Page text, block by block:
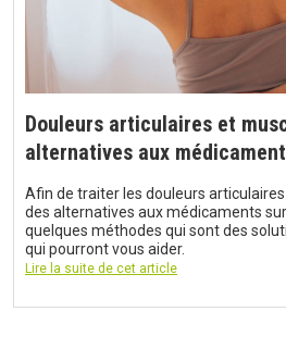
Douleurs articulaires et
alternatives aux
Afin de traiter les douleurs
des alternatives aux médicaments
quelques méthodes qui sont des
qui pourront vous aider.
Lire la suite de cet article